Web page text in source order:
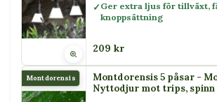
Ger extra ljus för tillväxt,
knoppsättning
209 kr
Montdorensis
Montdorensis 5 påsar -
Nyttodjur mot trips, spinn